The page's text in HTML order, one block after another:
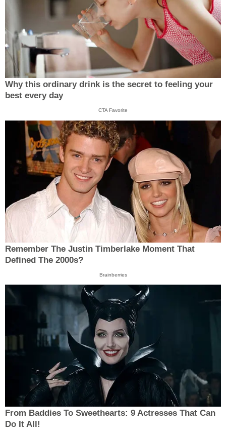
Why this ordinary drink is the secret to feeling your
best every day
CTA Favorite
Remember The Justin Timberlake Moment That
Defined The 2000s?
Brainberries
From Baddies To Sweethearts: 9 Actresses That Can
Do It All!